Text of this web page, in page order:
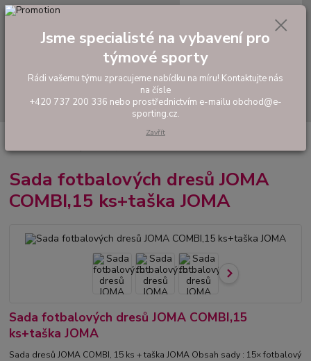
Hledat
tel: +420 737 200 336
0,00 Kč
Akční sady dresů
dresů JOMA COMBI,15 ks+taška JOMA
Sada fotbalových dresů JOMA
COMBI,15 ks+taška JOMA
Sada fotbalových dresů JOMA COMBI,15
ks+taška JOMA
Sada dresů JOMA COMBI, 15 ks + taška JOMA Obsah sady : 15× fotbalový
Jsme specialisté na vybavení pro
týmové sporty
Rádi vašemu týmu zpracujeme nabídku na míru! Kontaktujte nás
na čísle
+420 737 200 336 nebo prostřednictvím e-mailu obchod@e-
sporting.cz.
Zavřít